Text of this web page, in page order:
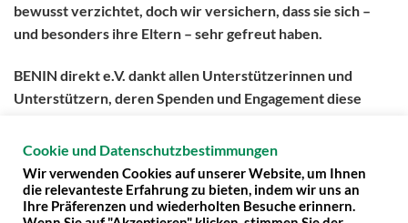
bewusst verzichtet , doch wir versichern, dass sie sich –
und besonders ihre Eltern – sehr gefreut haben
BENIN direkt e.V. dankt allen Unterstützerinnen und
Unterstützern, deren Spenden und Engagement diese
nachhaltiger Beitrag für die Zukunft junger Menschen in
Benin geleistet werden.
Cookie und Datenschutzbestimmungen
Wir verwenden Cookies auf unserer Website, um Ihnen
die relevanteste Erfahrung zu bieten, indem wir uns an
Ihre Präferenzen und wiederholten Besuche erinnern.